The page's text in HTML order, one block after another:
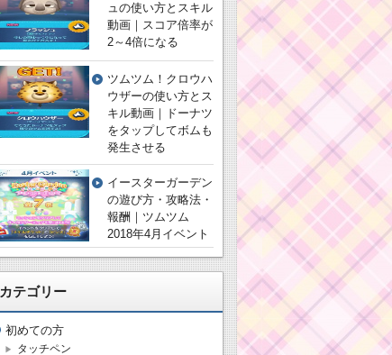
ュの使い方とスキル
動画｜スコア倍率が
2～4倍になる
ツムツム！クロウハ
ウザーの使い方とス
キル動画｜ドーナツ
をタップしてボムも
発生させる
イースターガーデン
の遊び方・攻略法・
報酬｜ツムツム
2018年4月イベント
カテゴリー
初めての方
タッチペン